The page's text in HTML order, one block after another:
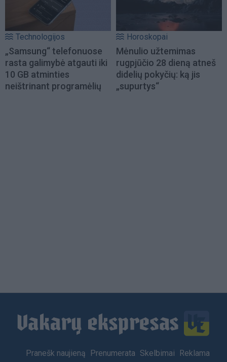
Technologijos
„Samsung“ telefonuose
rasta galimybė atgauti iki
10 GB atminties
neištrinant programėlių
Horoskopai
Mėnulio užtemimas
rugpjūčio 28 dieną atneš
didelių pokyčių: ką jis
„supurtys“
Footer
Pranešk naujieną Prenumerata Skelbimai Reklama